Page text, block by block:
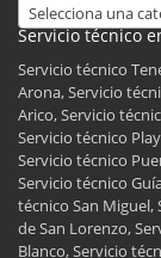
Selecciona una
Servicio técnico
Servicio técnico
Arona, Servicio
Arico, Servicio
Servicio técnico
Servicio técnico
Servicio técnico
técnico San Miguel,
de San Lorenzo,
Blanco, Servicio